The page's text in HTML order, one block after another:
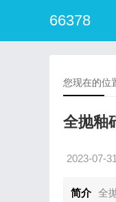
66378
您现在的位
全抛釉
2023-07-31
简介 全